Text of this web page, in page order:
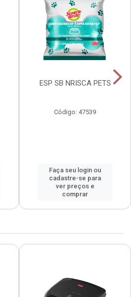
ESP SB NRISCA PETS
Código: 47539
Faça seu login ou
cadastre-se para
ver preços e
comprar